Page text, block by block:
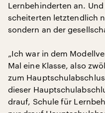
Lernbehinderten an.
scheiterten letztendlich
sondern an der
„Ich war in dem
Mal eine Klasse, also
zum
dieser
drauf, Schule für